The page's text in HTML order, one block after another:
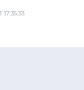
17:35:33